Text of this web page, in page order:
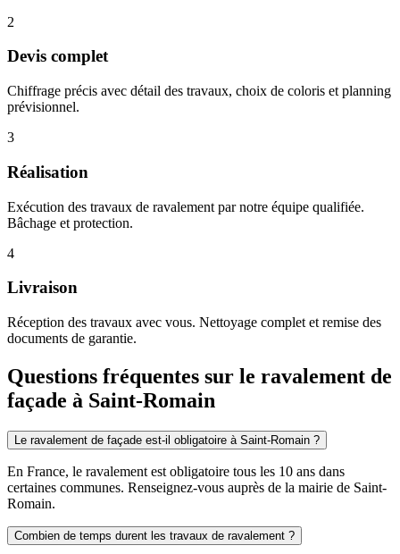
2
Devis complet
Chiffrage précis avec détail des travaux, choix de coloris et planning
prévisionnel.
3
Réalisation
Exécution des travaux de ravalement par notre équipe qualifiée.
Bâchage et protection.
4
Livraison
Réception des travaux avec vous. Nettoyage complet et remise des
documents de garantie.
Questions fréquentes sur le ravalement de
façade à Saint-Romain
Le ravalement de façade est-il obligatoire à Saint-Romain ?
En France, le ravalement est obligatoire tous les 10 ans dans
certaines communes. Renseignez-vous auprès de la mairie de Saint-
Romain.
Combien de temps durent les travaux de ravalement ?